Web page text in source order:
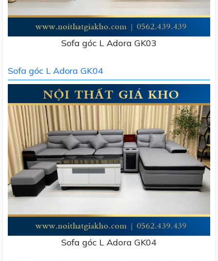
Sofa góc L Adora GK03
Sofa góc L Adora GK04
Sofa góc L Adora GK04